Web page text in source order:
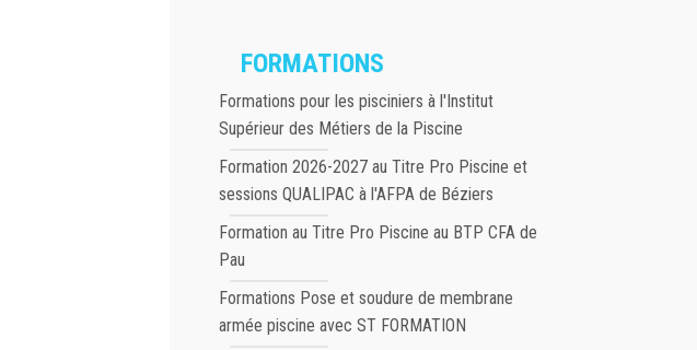
FORMATIONS
Formations pour les pisciniers à l'Institut
Supérieur des Métiers de la Piscine
Formation 2026-2027 au Titre Pro Piscine et
sessions QUALIPAC à l'AFPA de Béziers
Formation au Titre Pro Piscine au BTP CFA de
Pau
Formations Pose et soudure de membrane
armée piscine avec ST FORMATION